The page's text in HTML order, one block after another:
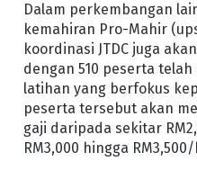
Dalam perkembangan
kemahiran Pro-Mahir
koordinasi JTDC juga
dengan 510 peserta
latihan yang berfokus
peserta tersebut akan
gaji daripada sekitar
RM3,000 hingga